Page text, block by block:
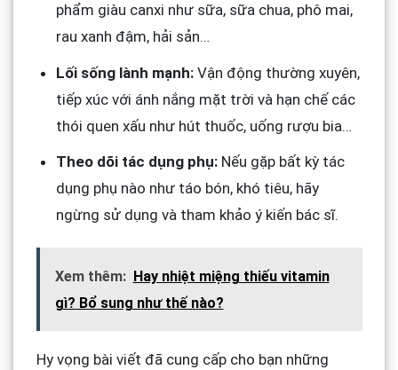
phẩm giàu canxi như sữa, sữa chua, phô mai,
rau xanh đậm, hải sản…
Lối sống lành mạnh:Vận động thường xuyên,
tiếp xúc với ánh nắng mặt trời và hạn chế các
thói quen xấu như hút thuốc, uống rượu bia…
Theo dõi tác dụng phụ:Nếu gặp bất kỳ tác
dụng phụ nào như táo bón, khó tiêu, hãy
ngừng sử dụng và tham khảo ý kiến bác sĩ.
Xem thêm: Hay nhiệt miệng thiếu vitamin
gì? Bổ sung như thế nào?
Hy vọng bài viết đã cung cấp cho bạn những